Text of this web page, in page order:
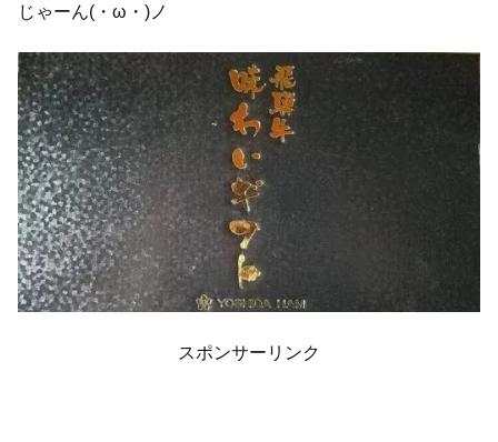
じゃーん(・ω・)ノ
スポンサーリンク